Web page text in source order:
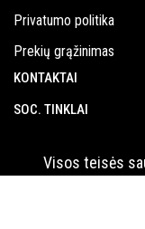
Privatumo politika
Prekių grąžinimas
KONTAKTAI
SOC. TINKLAI
Visos teisės